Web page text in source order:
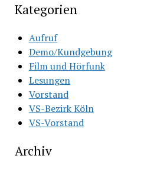
Kategorien
Aufruf
Demo/Kundgebung
Film und Hörfunk
Lesungen
Vorstand
VS-Bezirk Köln
VS-Vorstand
Archiv